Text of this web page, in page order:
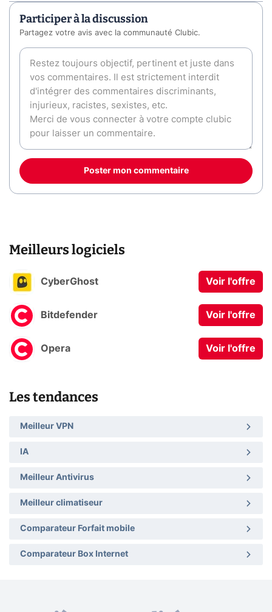
Participer à la discussion
Partagez votre avis avec la communauté Clubic.
Poster mon commentaire
Meilleurs logiciels
CyberGhost Voir l'offre
Bitdefender Voir l'offre
Opera Voir l'offre
Les tendances
Meilleur VPN
IA
Meilleur Antivirus
Meilleur climatiseur
Comparateur Forfait mobile
Comparateur Box Internet